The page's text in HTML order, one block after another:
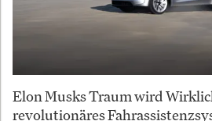
Elon Musks Traum wird
revolutionäres